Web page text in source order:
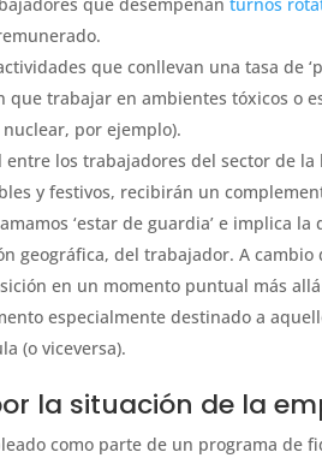
que desempeñan turnos
que conllevan una tasa de
que trabajar en ambientes tóxicos o
por ejemplo).
entre los trabajadores del sector de
y festivos, recibirán un
‘estar de guardia’ e implica
geográfica, del trabajador. A
en un momento puntual más
especialmente destinado a
(o viceversa).
la situación de la
como parte de un programa de